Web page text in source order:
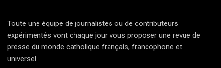
Toute une équipe de journalistes ou de contributeurs
expérimentés vont chaque jour vous proposer une revue de
presse du monde catholique français, francophone et
universel.